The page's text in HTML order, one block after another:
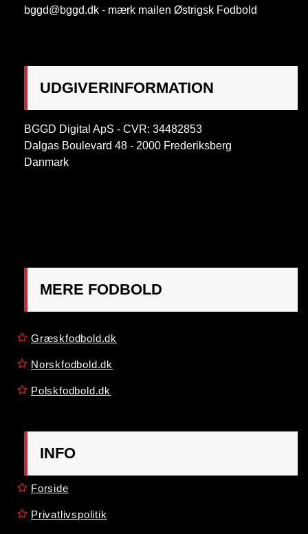
bggd@bggd.dk - mærk mailen Østrigsk Fodbold
UDGIVERINFORMATION
BGGD Digital ApS - CVR: 34482853
Dalgas Boulevard 48 - 2000 Frederiksberg
Danmark
MERE FODBOLD
Græskfodbold.dk
Norskfodbold.dk
Polskfodbold.dk
INFO
Forside
Privatlivspolitik